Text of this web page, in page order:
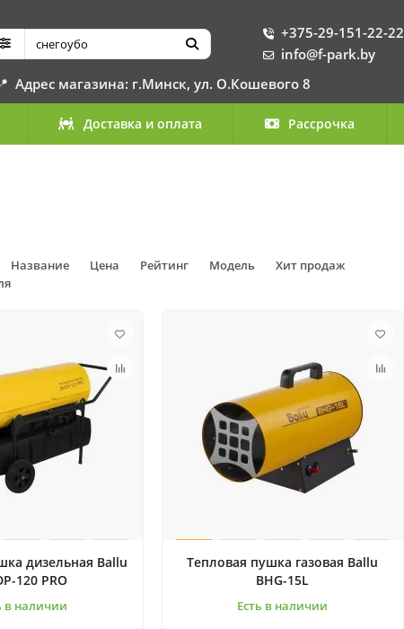
+375-29-151-22-22
info@f-park.by
Адрес магазина: г.Минск, ул. О.Кошевого 8
Доставка и оплата Рассрочка
Название Цена Рейтинг Модель
Хит продаж
дизельная Ballu
120 PRO
в наличии
Тепловая пушка газовая Ballu
BHG-15L
Есть в наличии